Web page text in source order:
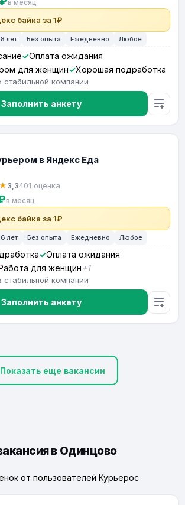
в месяц
байка за 1₽
лет Без опыта Ежедневно Любое
Оплата ожидания
для женщин
Хорошая подработка
стабильной компании
Заполнить анкету
в Яндекс Еда
★3,3401 оценка
в месяц
байка за 1₽
лет Без опыта Ежедневно Любое
Оплата ожидания
для женщин +1
стабильной компании
Заполнить анкету
Показать еще вакансии
в Одинцово
от пользователей Курьерос